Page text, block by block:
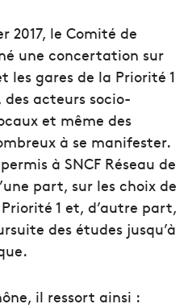
2017, le Comité de
une concertation sur
les gares de la Priorité 1
des acteurs socio-
et même des
à se manifester.
à SNCF Réseau de
part, sur les choix de
1 et, d’autre part,
des études jusqu’à
il ressort ainsi :